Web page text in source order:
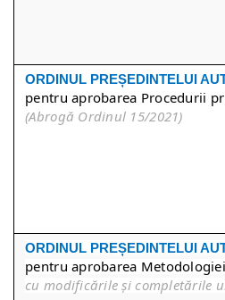
ORDINUL PREȘEDINTELUI
pentru aprobarea Procedurii
(Abrogă Ordinul 15/2021)
ORDINUL PREȘEDINTELUI
pentru aprobarea
cu modificările și completările